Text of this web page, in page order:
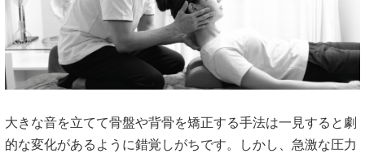
大きな音を立てて骨盤や背骨を矯正する手法は一見すると劇
的な変化があるように錯覚しがちです。しかし、急激な圧力